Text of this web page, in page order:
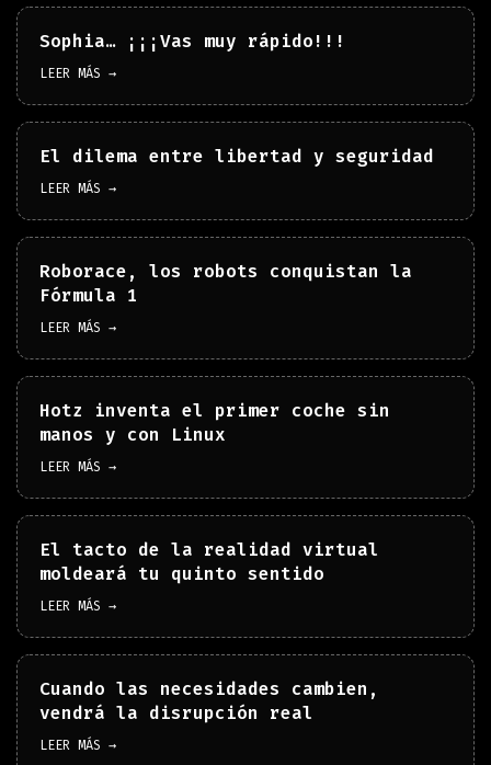
Sophia… ¡¡¡Vas muy rápido!!!
LEER MÁS →
El dilema entre libertad y seguridad
LEER MÁS →
Roborace, los robots conquistan la
Fórmula 1
LEER MÁS →
Hotz inventa el primer coche sin
manos y con Linux
LEER MÁS →
El tacto de la realidad virtual
moldeará tu quinto sentido
LEER MÁS →
Cuando las necesidades cambien,
vendrá la disrupción real
LEER MÁS →